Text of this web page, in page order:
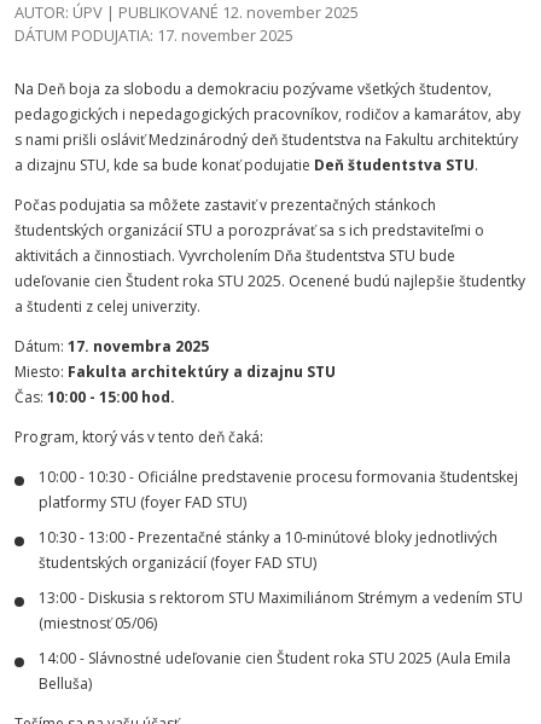
AUTOR: ÚPV | PUBLIKOVANÉ 12. november 2025
DÁTUM PODUJATIA: 17. november 2025
Na Deň boja za slobodu a demokraciu pozývame všetkých študentov,
pedagogických i nepedagogických pracovníkov, rodičov a kamarátov, aby
s nami prišli osláviť Medzinárodný deň študentstva na Fakultu architektúry
a dizajnu STU, kde sa bude konať podujatie Deň študentstva STU.
Počas podujatia sa môžete zastaviť v prezentačných stánkoch
študentských organizácií STU a porozprávať sa s ich predstaviteľmi o
aktivitách a činnostiach. Vyvrcholením Dňa študentstva STU bude
udeľovanie cien Študent roka STU 2025. Ocenené budú najlepšie študentky
a študenti z celej univerzity.
Dátum: 17. novembra 2025
Miesto: Fakulta architektúry a dizajnu STU
Čas: 10:00 - 15:00 hod.
Program, ktorý vás v tento deň čaká:
10:00 - 10:30 - Oficiálne predstavenie procesu formovania študentskej
platformy STU (foyer FAD STU)
10:30 - 13:00 - Prezentačné stánky a 10-minútové bloky jednotlivých
študentských organizácií (foyer FAD STU)
13:00 - Diskusia s rektorom STU Maximiliánom Strémym a vedením STU
(miestnosť 05/06)
14:00 - Slávnostné udeľovanie cien Študent roka STU 2025 (Aula Emila
Belluša)